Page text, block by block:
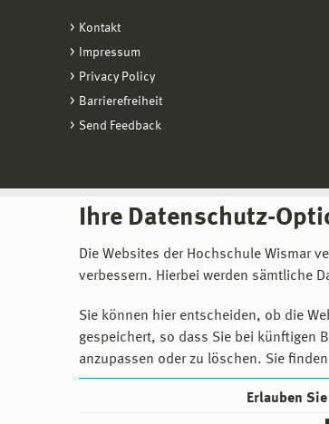
Ihre Datenschutz-
Die Websites der Hochschule Wismar
verbessern. Hierbei werden sämtliche
Sie können hier entscheiden, ob die
gespeichert, so dass Sie bei künftigen
anzupassen oder zu löschen. Sie
Erlauben
Kontakt
Impressum
Privacy Policy
Barrierefreiheit
Send Feedback